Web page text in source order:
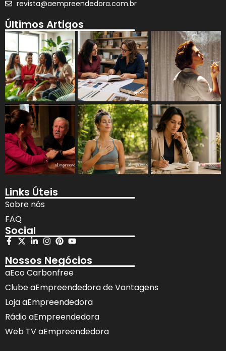
revista@aempreendedora.com.br
Últimos Artigos
Links Úteis
Sobre nós
FAQ
Social
Nossos Negócios
aEco Carbonfree
Clube aEmpreendedora de Vantagens
Loja aEmpreendedora
Rádio aEmpreendedora
Web TV aEmpreendedora